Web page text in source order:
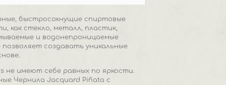
быстросохнущие спиртовые
как стекло, металл, пластик,
и водонепроницаемые
создавать уникальные
не имеют себе равных по яркости.
Чернила Jacquard Piñata с